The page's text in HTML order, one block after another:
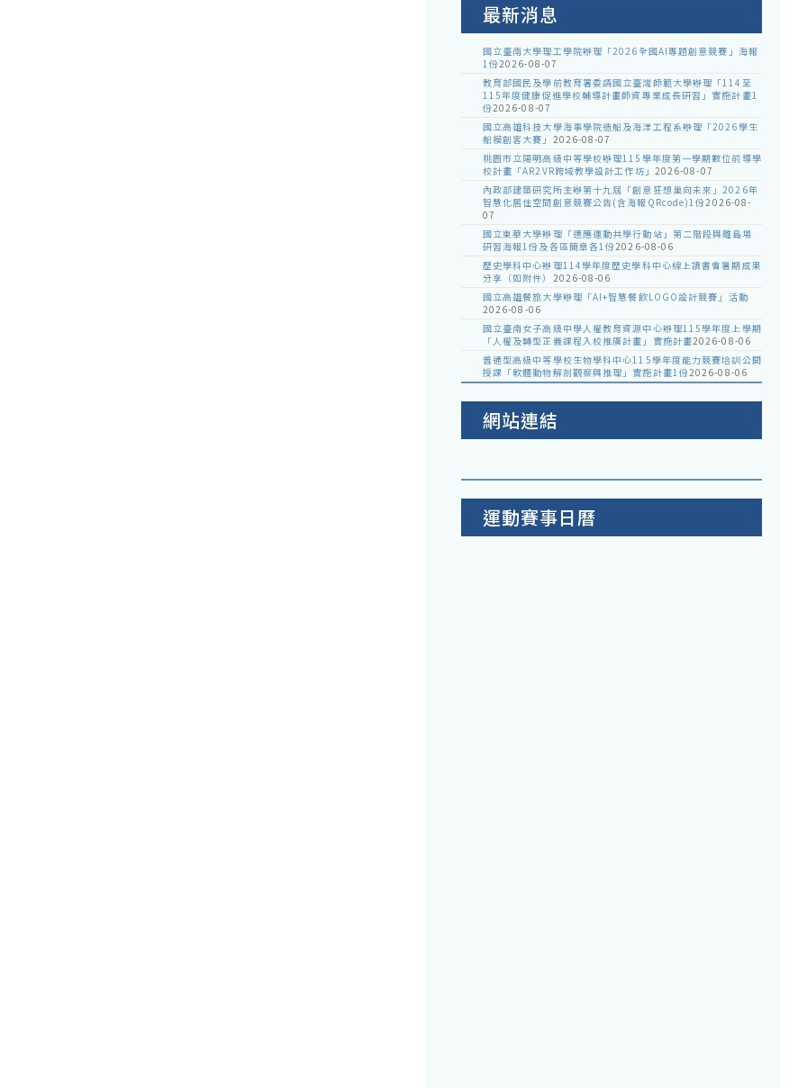
最新消息
國立臺南大學理工學院辦理「2026全國AI專題創意競賽」海報
1份2026-08-07
教育部國民及學前教育署委請國立臺灣師範大學辦理「114至
115年度健康促進學校輔導計畫師資專業成長研習」實施計畫1
份2026-08-07
國立高雄科技大學海事學院造船及海洋工程系辦理「2026學生
船模創客大賽」 2026-08-07
桃園市立陽明高級中等學校辦理115學年度第一學期數位前導學
校計畫「AR2VR跨域教學設計工作坊」 2026-08-07
內政部建築研究所主辦第十九屆「創意狂想巢向未來」2026年
智慧化居住空間創意競賽公告(含海報QRcode)1份2026-08-
07
國立東華大學辦理「適應運動共學行動站」第二階段與離島場
研習海報1份及各區簡章各1份2026-08-06
歷史學科中心辦理114學年度歷史學科中心線上讀書會暑期成果
分享（如附件） 2026-08-06
國立高雄餐旅大學辦理「AI+智慧餐飲LOGO設計競賽」活動
2026-08-06
國立臺南女子高級中學人權教育資源中心辦理115學年度上學期
「人權及轉型正義課程入校推廣計畫」實施計畫2026-08-06
普通型高級中等學校生物學科中心115學年度能力競賽培訓公開
授課「軟體動物解剖觀察與推理」實施計畫1份2026-08-06
網站連結
運動賽事日曆